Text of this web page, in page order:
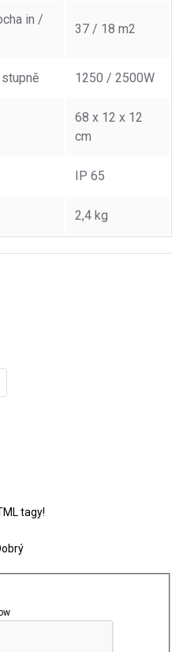
in /
37 / 18 m2
1250 / 2500W
68 x 12 x 12
cm
IP 65
2,4 kg
žádné recenze.
tagy!